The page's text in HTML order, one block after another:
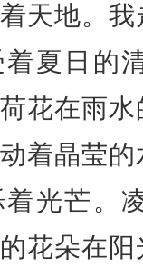
天地。
夏日的
花在雨
着晶莹
光芒。
花朵在